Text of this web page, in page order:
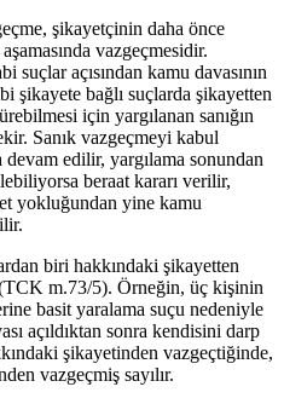
şikayetçinin daha önce
vazgeçmesidir.
suçlar açısından kamu davasının
şikayete bağlı suçlarda şikayetten
için yargılanan sanığın
Sanık vazgeçmeyi kabul
edilir, yargılama sonundan
beraat kararı verilir,
yokluğundan yine kamu
biri hakkındaki şikayetten
m.73/5). Örneğin, üç kişinin
basit yaralama suçu nedeniyle
açıldıktan sonra kendisini darp
şikayetinden vazgeçtiğinde,
vazgeçmiş sayılır.